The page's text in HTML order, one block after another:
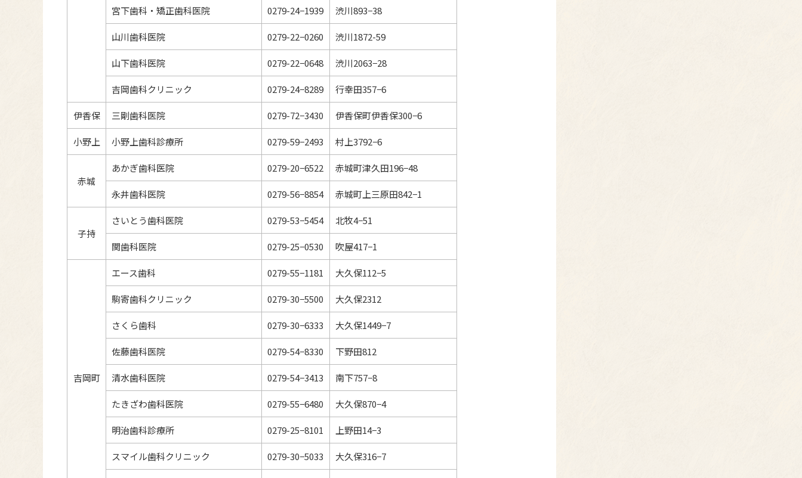
宮下歯科・矯正歯科医院 0279-24−1939 渋川893−38
山川歯科医院 0279-22−0260 渋川1872-59
山下歯科医院 0279-22−0648 渋川2063−28
吉岡歯科クリニック 0279-24−8289 行幸田357−6
伊香保 三剛歯科医院 0279-72−3430 伊香保町伊香保300−6
小野上 小野上歯科診療所 0279-59−2493 村上3792−6
赤城
あかぎ歯科医院 0279-20−6522 赤城町津久田196−48
永井歯科医院 0279-56−8854 赤城町上三原田842−1
子持
さいとう歯科医院 0279-53−5454 北牧4−51
関歯科医院 0279-25−0530 吹屋417−1
吉岡町
エース歯科 0279-55−1181 大久保112−5
駒寄歯科クリニック 0279-30−5500 大久保2312
さくら歯科 0279-30−6333 大久保1449−7
佐藤歯科医院 0279-54−8330 下野田812
清水歯科医院 0279-54−3413 南下757−8
たきざわ歯科医院 0279-55−6480 大久保870−4
明治歯科診療所 0279-25−8101 上野田14−3
スマイル歯科クリニック 0279-30−5033 大久保316−7